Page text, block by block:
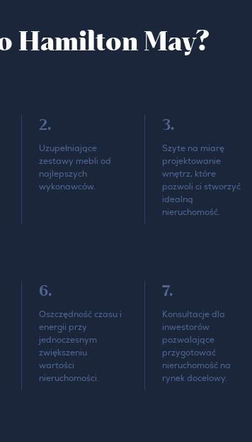
Hamilton May?
2.
Uzupełniające
zestawy mebli od
najlepszych
wykonawców.
3.
Szyte na miarę
projektowanie
wnętrz, które
pozwoli ci stworzyć
idealną
nieruchomość.
6.
Oszczędność czasu i
energii przy
jednoczesnym
zwiększeniu
wartości
nieruchomości.
7.
Konsultacje dla
inwestorów
pozwalające
przygotować
nieruchomość na
rynek docelowy.